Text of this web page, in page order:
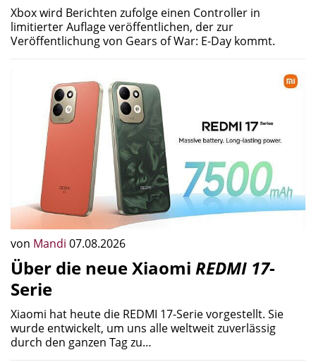
Xbox wird Berichten zufolge einen Controller in
limitierter Auflage veröffentlichen, der zur
Veröffentlichung von Gears of War: E-Day kommt.
von Mandi 07.08.2026
Über die neue Xiaomi REDMI 17-
Serie
Xiaomi hat heute die REDMI 17-Serie vorgestellt. Sie
wurde entwickelt, um uns alle weltweit zuverlässig
durch den ganzen Tag zu…